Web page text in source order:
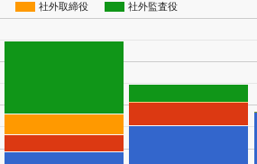
社外取締役 社外監査役